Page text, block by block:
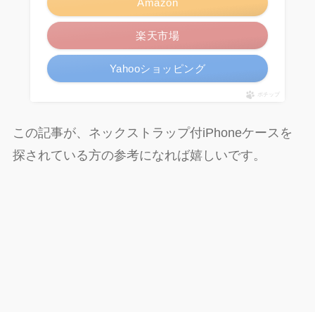
Amazon
楽天市場
Yahooショッピング
ポチップ
この記事が、ネックストラップ付iPhoneケースを
探されている方の参考になれば嬉しいです。